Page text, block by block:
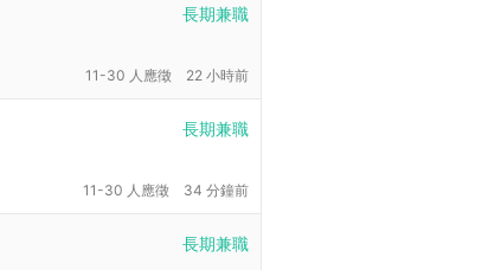
長期兼職
11-30 人應徵 22 小時前
長期兼職
11-30 人應徵 34 分鐘前
長期兼職